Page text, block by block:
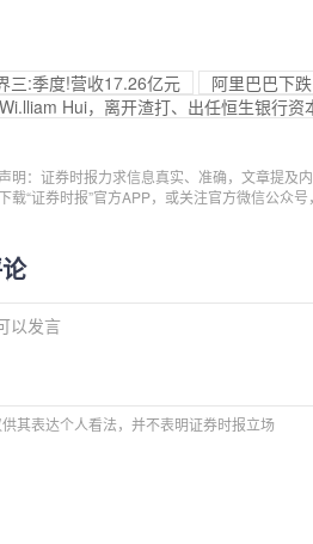
三:季度!营收17.26亿元
阿里巴巴下
Hui，离开渣打、出任恒生银行资
声明：证券时报力求信息真实、准确，文章提及
载“证券时报”官方APP，或关注官方微信公众
以发言
其表达个人看法，并不表明证券时报立场